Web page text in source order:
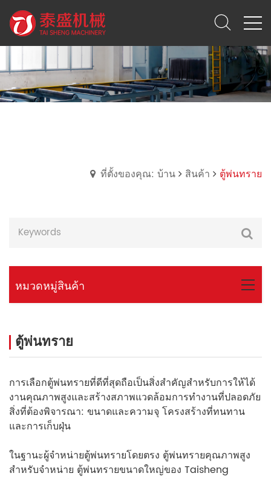
ที่ตั้งของคุณ: บ้าน สินค้า ตู้พ่นทราย
หมวดหมู่สินค้า
ตู้พ่นทราย
การเลือกตู้พ่นทรายที่ดีที่สุดถือเป็นสิ่งสำคัญสำหรับการให้ได้
งานคุณภาพสูงและสร้างสภาพแวดล้อมการทำงานที่ปลอดภัย
สิ่งที่ต้องพิจารณา: ขนาดและความจุ โครงสร้างที่ทนทาน
และการเก็บฝุ่น
ในฐานะผู้จำหน่ายตู้พ่นทรายโดยตรง ตู้พ่นทรายคุณภาพสูง
สำหรับจำหน่าย ตู้พ่นทรายขนาดใหญ่ของ Taisheng